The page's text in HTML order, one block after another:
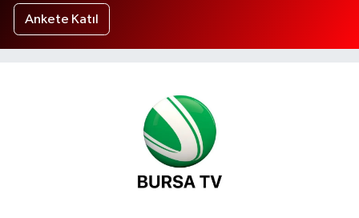
Ankete Katıl